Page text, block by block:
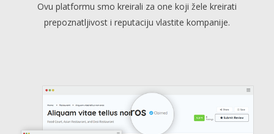
Ovu platformu smo kreirali za one koji žele kreirati
prepoznatljivost i reputaciju vlastite kompanije.